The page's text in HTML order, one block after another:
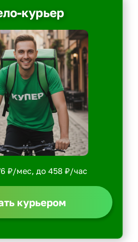
курьер
₽/мес, до 458 ₽/час
курьером